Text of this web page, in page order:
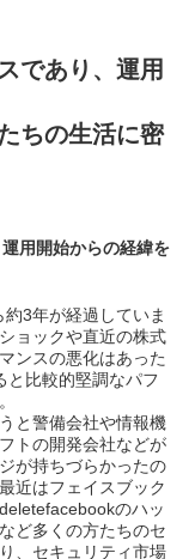
であり、運用
ちの生活に密
用開始からの経緯を
3年が経過していま
ョックや直近の株式
ンスの悪化はあった
と比較的堅調なパフ
と警備会社や情報機
トの開発会社などが
が持ちづらかったの
近はフェイスブック
のハッ
ど多くの方たちのセ
、セキュリティ市場